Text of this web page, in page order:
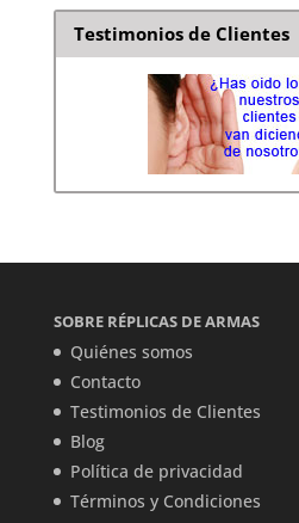
Testimonios de Clientes
SOBRE RÉPLICAS DE ARMAS
Quiénes somos
Contacto
Testimonios de Clientes
Blog
Política de privacidad
Términos y Condiciones